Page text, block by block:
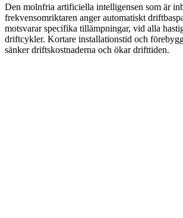
Den molnfria artificiella intelligensen som är
frekvensomriktaren anger automatiskt
motsvarar specifika tillämpningar, vid alla
driftcykler. Kortare installationstid och
sänker driftskostnaderna och ökar drifttiden.